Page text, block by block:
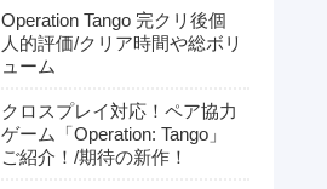
Operation Tango 完クリ後個
人的評価/クリア時間や総ボリ
ューム
クロスプレイ対応！ペア協力
ゲーム「Operation: Tango」
ご紹介！/期待の新作！